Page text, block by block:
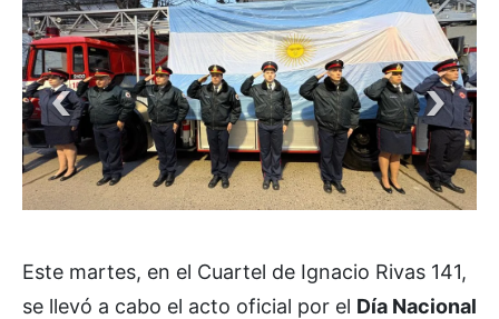
Este martes, en el Cuartel de Ignacio Rivas 141,
se llevó a cabo el acto oficial por el Día Nacional